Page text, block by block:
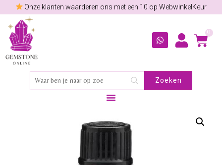
Onze klanten waarderen ons met een 10 op WebwinkelKeur
0